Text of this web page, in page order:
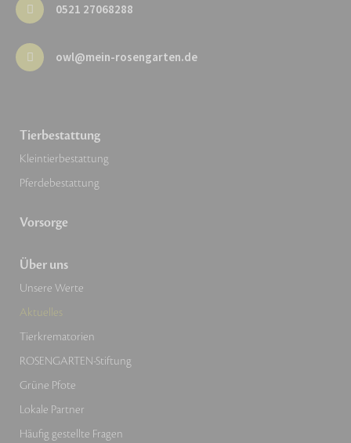
0521 27068288
owl@mein-rosengarten.de
Tierbestattung
Kleintierbestattung
Pferdebestattung
Vorsorge
Über uns
Unsere Werte
Aktuelles
Tierkrematorien
ROSENGARTEN-Stiftung
Grüne Pfote
Lokale Partner
Häufig gestellte Fragen